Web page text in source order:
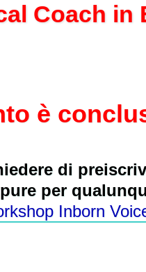
Coach in
è
di
per
Inborn